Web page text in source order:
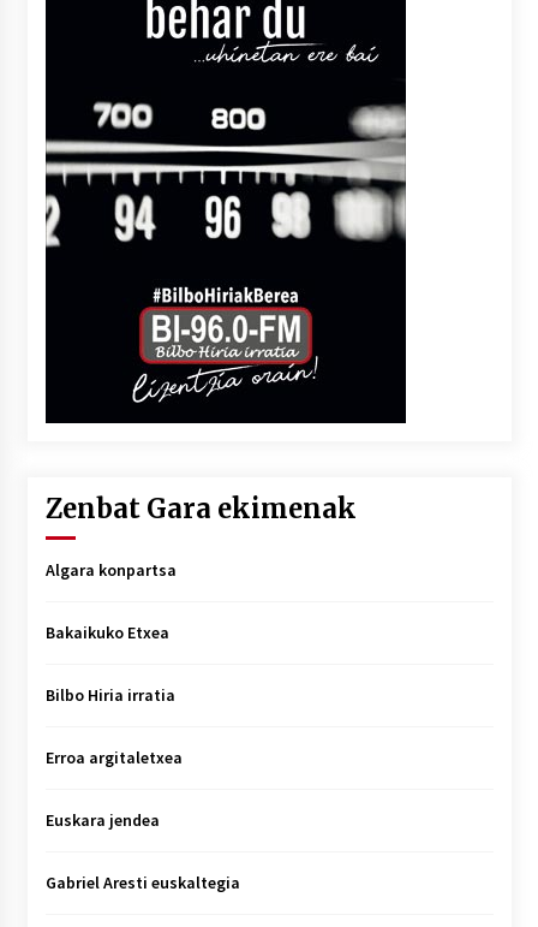
Zenbat Gara ekimenak
Algara konpartsa
Bakaikuko Etxea
Bilbo Hiria irratia
Erroa argitaletxea
Euskara jendea
Gabriel Aresti euskaltegia